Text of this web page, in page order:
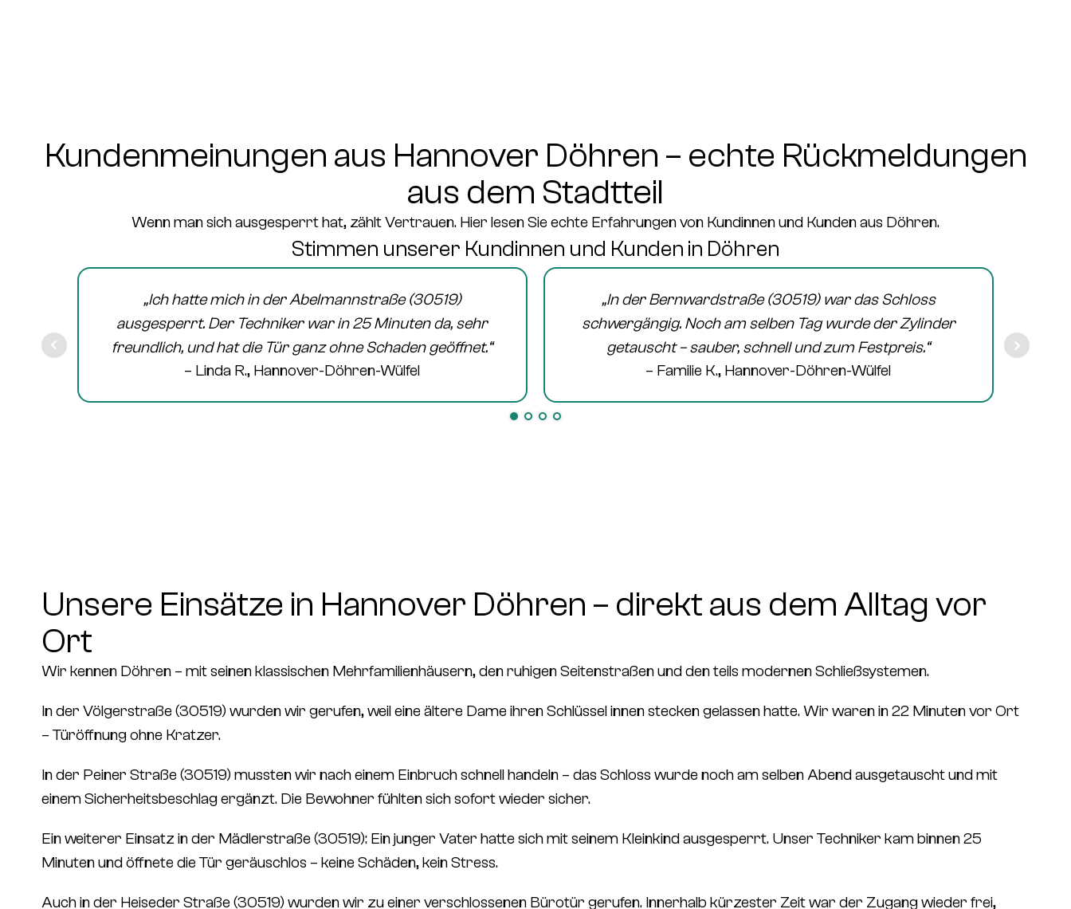
Kundenmeinungen aus Hannover Döhren – echte Rückmeldungen
aus dem Stadtteil
Wenn man sich ausgesperrt hat, zählt Vertrauen. Hier lesen Sie echte Erfahrungen von Kundinnen und Kunden aus Döhren.
Stimmen unserer Kundinnen und Kunden in Döhren
„Ich hatte mich in derAbelmannstraße (30519)
ausgesperrt. Der Techniker war in 25 Minuten da, sehr
freundlich, und hat die Tür ganz ohne Schaden geöffnet.“
– Linda R., Hannover-Döhren-Wülfel
„In derBernwardstraße (30519)war das Schloss
schwergängig. Noch am selben Tag wurde der Zylinder
getauscht – sauber, schnell und zum Festpreis.“
– Familie K., Hannover-Döhren-Wülfel
Unsere Einsätze in Hannover Döhren – direkt aus dem Alltag vor
Ort
Wir kennen Döhren – mit seinen klassischen Mehrfamilienhäusern, den ruhigen Seitenstraßen und den teils modernen Schließsystemen.
In der Völgerstraße (30519) wurden wir gerufen, weil eine ältere Dame ihren Schlüssel innen stecken gelassen hatte. Wir waren in 22 Minuten vor Ort
– Türöffnung ohne Kratzer.
In der Peiner Straße (30519) mussten wir nach einem Einbruch schnell handeln – das Schloss wurde noch am selben Abend ausgetauscht und mit
einem Sicherheitsbeschlag ergänzt. Die Bewohner fühlten sich sofort wieder sicher.
Ein weiterer Einsatz in der Mädlerstraße (30519): Ein junger Vater hatte sich mit seinem Kleinkind ausgesperrt. Unser Techniker kam binnen 25
Minuten und öffnete die Tür geräuschlos – keine Schäden, kein Stress.
Auch in der Heiseder Straße (30519) wurden wir zu einer verschlossenen Bürotür gerufen. Innerhalb kürzester Zeit war der Zugang wieder frei,